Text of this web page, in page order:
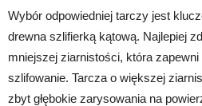
Wybór odpowiedniej tarczy jest
drewna szlifierką kątową. Najlepiej
mniejszej ziarnistości, która zapewni
szlifowanie. Tarcza o większej
zbyt głębokie zarysowania na